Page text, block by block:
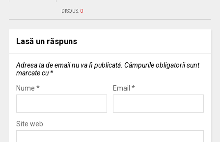
DISQUS: 0
Lasă un răspuns
Adresa ta de email nu va fi publicată. Câmpurile obligatorii sunt
marcate cu *
Nume * Email *
Site web